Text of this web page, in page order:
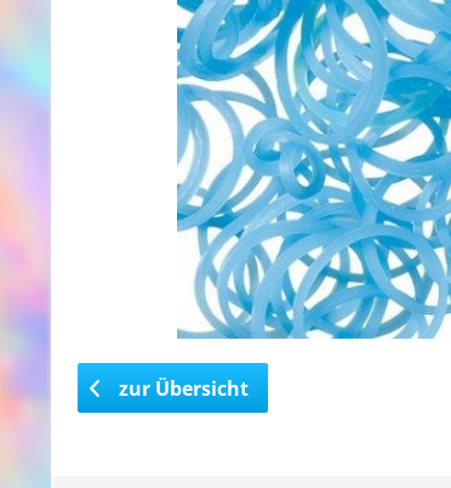
zur Übersicht